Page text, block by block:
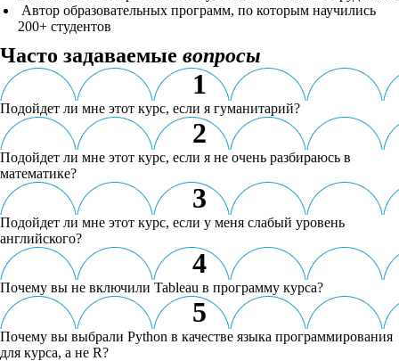
Автор образовательных программ, по которым научились
200+ студентов
Часто задаваемые вопросы
1
Подойдет ли мне этот курс, если я гуманитарий?
2
Подойдет ли мне этот курс, если я не очень разбираюсь в
математике?
3
Подойдет ли мне этот курс, если у меня слабый уровень
английского?
4
Почему вы не включили Tableau в программу курса?
5
Почему вы выбрали Python в качестве языка программирования
для курса, а не R?